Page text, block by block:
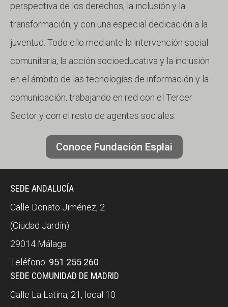
perspectiva de los derechos, la inclusión y la
transformación, y con una especial dedicación a la
juventud. Todo ello mediante la intervención social
comunitaria, la acción socioeducativa y la inclusión
en el ámbito de las tecnologías de información y la
comunicación, trabajando en red con el Tercer
Sector y con el resto de agentes sociales.
Conoce Fundación Esplai
SEDE ANDALUCÍA
Calle Donato Jiménez, 2
(Ciudad Jardín)
29014 Málaga
Teléfono: 951 255 260
SEDE COMUNIDAD DE MADRID
Calle La Latina, 21, local 10